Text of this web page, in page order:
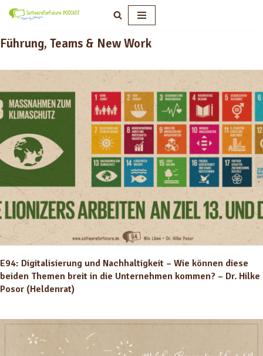
Inhalt
Führung, Teams & New Work
E94: Digitalisierung und Nachhaltigkeit – Wie können diese
beiden Themen breit in die Unternehmen kommen? – Dr. Hilke
Posor (Heldenrat)